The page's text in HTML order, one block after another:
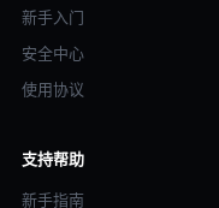
新手入门
安全中心
使用协议
支持帮助
新手指南